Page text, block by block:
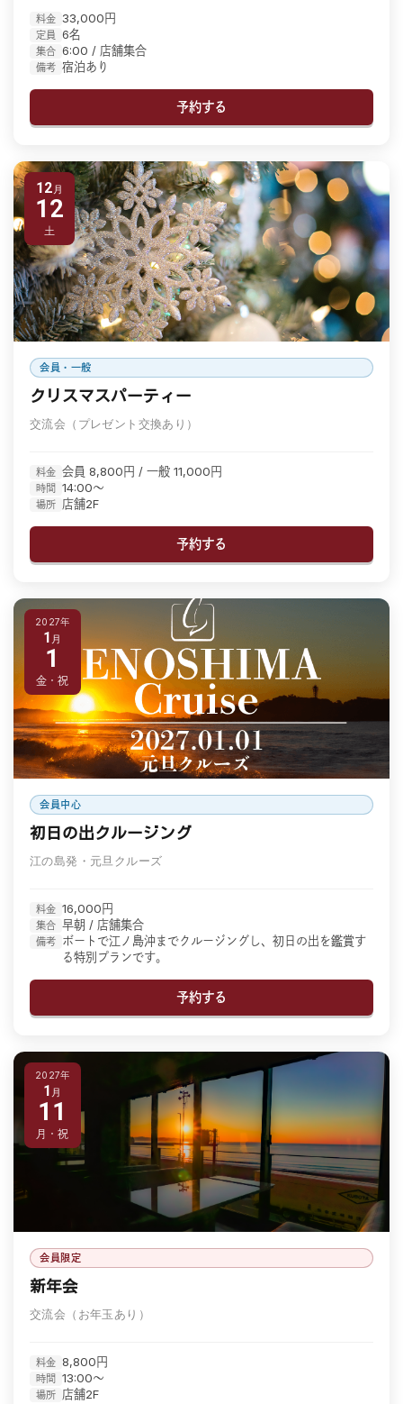
料金 33,000円
定員 6名
集合 6:00 / 店舗集合
備考 宿泊あり
予約する
12
12
土
会員・一般
クリスマスパーティー
交流会（プレゼント交換あり）
料金 会員 8,800円 / 一般 11,000円
時間 14:00〜
場所 店舗2F
予約する
2027年
1
1
金・祝
会員中心
初日の出クルージング
江の島発・元旦クルーズ
料金 16,000円
集合 早朝 / 店舗集合
備考 ボートで江ノ島沖までクルージングし、初日の出を鑑賞す
る特別プランです。
予約する
2027年
1
11
月・祝
会員限定
新年会
交流会（お年玉あり）
料金 8,800円
時間 13:00〜
場所 店舗2F